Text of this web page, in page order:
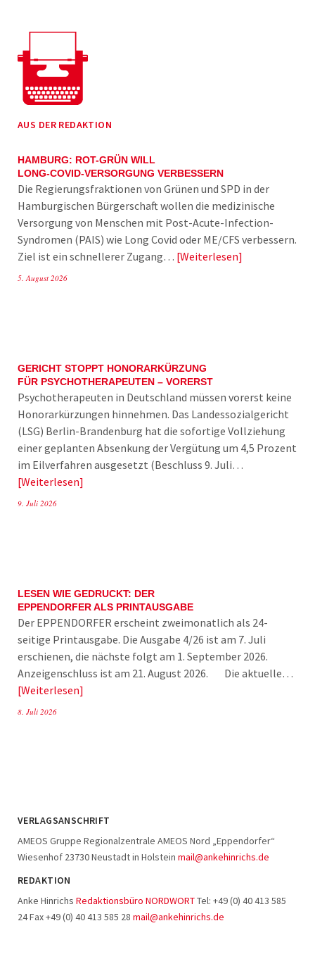
AUS DER REDAKTION
HAMBURG: ROT-GRÜN WILL
LONG-COVID-VERSORGUNG VERBESSERN
Die Regierungsfraktionen von Grünen und SPD in der
Hamburgischen Bürgerschaft wollen die medizinische
Versorgung von Menschen mit Post-Acute-Infection-
Syndromen (PAIS) wie Long Covid oder ME/CFS verbessern.
Ziel ist ein schnellerer Zugang… Weiterlesen
5. August 2026
GERICHT STOPPT HONORARKÜRZUNG
FÜR PSYCHOTHERAPEUTEN – VORERST
Psychotherapeuten in Deutschland müssen vorerst keine
Honorarkürzungen hinnehmen. Das Landessozialgericht
(LSG) Berlin-Brandenburg hat die sofortige Vollziehung
einer geplanten Absenkung der Vergütung um 4,5 Prozent
im Eilverfahren ausgesetzt (Beschluss 9. Juli…
Weiterlesen
9. Juli 2026
LESEN WIE GEDRUCKT: DER
EPPENDORFER ALS PRINTAUSGABE
Der EPPENDORFER erscheint zweimonatlich als 24-
seitige Printausgabe. Die Ausgabe 4/26 ist am 7. Juli
erschienen, die nächste folgt am 1. September 2026.
Anzeigenschluss ist am 21. August 2026. Die aktuelle…
Weiterlesen
8. Juli 2026
VERLAGSANSCHRIFT
AMEOS Gruppe Regionalzentrale AMEOS Nord „Eppendorfer“
Wiesenhof 23730 Neustadt in Holstein mail@ankehinrichs.de
REDAKTION
Anke Hinrichs Redaktionsbüro NORDWORTTel: +49 (0) 40 413 585
24 Fax +49 (0) 40 413 585 28 mail@ankehinrichs.de